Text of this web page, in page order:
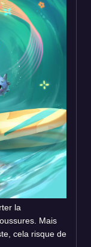
la
Mais
cela risque de